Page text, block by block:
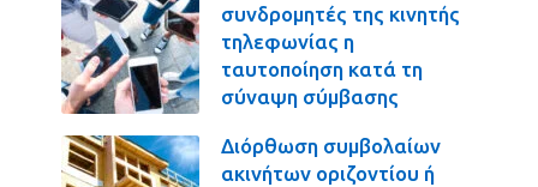
συνδρομητές της κινητής
τηλεφωνίας η
ταυτοποίηση κατά τη
σύναψη σύμβασης
Διόρθωση συμβολαίων
ακινήτων οριζοντίου ή